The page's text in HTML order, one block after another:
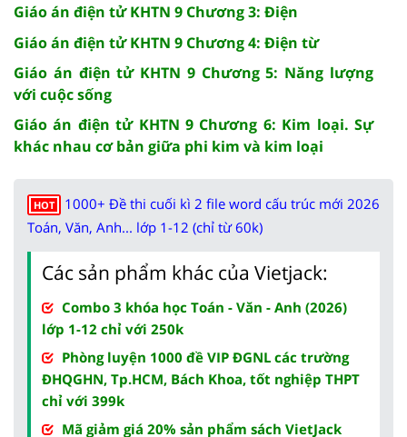
Giáo án điện tử KHTN 9 Chương 3: Điện
Giáo án điện tử KHTN 9 Chương 4: Điện từ
Giáo án điện tử KHTN 9 Chương 5: Năng lượng
với cuộc sống
Giáo án điện tử KHTN 9 Chương 6: Kim loại. Sự
khác nhau cơ bản giữa phi kim và kim loại
HOT
1000+ Đề thi cuối kì 2 file word cấu trúc mới 2026
Toán, Văn, Anh... lớp 1-12 (chỉ từ 60k)
Các sản phẩm khác của Vietjack:
Combo 3 khóa học Toán - Văn - Anh (2026)
lớp 1-12 chỉ với 250k
Phòng luyện 1000 đề VIP ĐGNL các trường
ĐHQGHN, Tp.HCM, Bách Khoa, tốt nghiệp THPT
chỉ với 399k
Mã giảm giá 20% sản phẩm sách VietJack